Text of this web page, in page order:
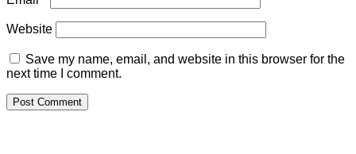
Website
Save my name, email, and website in this browser for the
next time I comment.